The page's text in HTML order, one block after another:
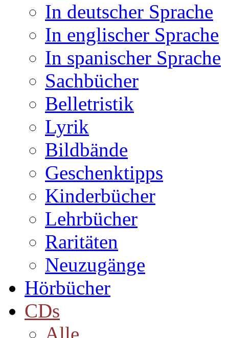
In deutscher Sprache
In englischer Sprache
In spanischer Sprache
Sachbücher
Belletristik
Lyrik
Bildbände
Geschenktipps
Kinderbücher
Lehrbücher
Raritäten
Neuzugänge
Hörbücher
CDs